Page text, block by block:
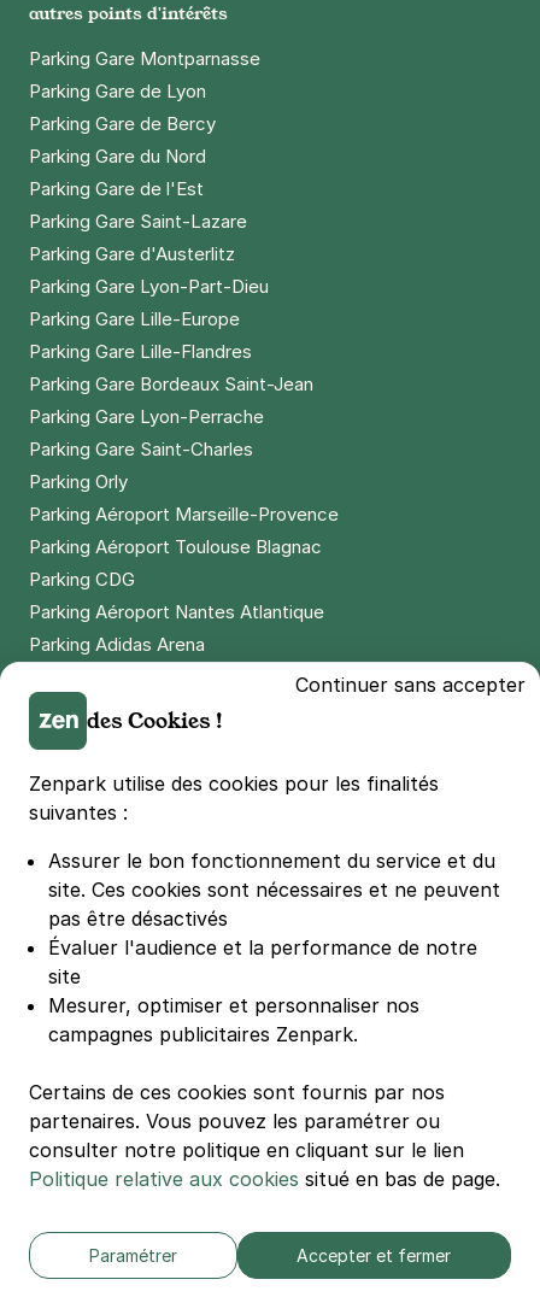
autres points d'intérêts
Parking Gare Montparnasse
Parking Gare de Lyon
Parking Gare de Bercy
Parking Gare du Nord
Parking Gare de l'Est
Parking Gare Saint-Lazare
Parking Gare d'Austerlitz
Parking Gare Lyon-Part-Dieu
Parking Gare Lille-Europe
Parking Gare Lille-Flandres
Parking Gare Bordeaux Saint-Jean
Parking Gare Lyon-Perrache
Parking Gare Saint-Charles
Parking Orly
Parking Aéroport Marseille-Provence
Parking Aéroport Toulouse Blagnac
Parking CDG
Parking Aéroport Nantes Atlantique
Parking Adidas Arena
Parking LDLC Arena
Parking Stade Pierre Mauroy
Parking Groupama Stadium
Parking Vélodrome
Parking Bercy
Parking La Défense Arena
Parking Les 4 temps
Parking Nation
Parking Porte de Versailles
Parking Lille Grand Palais
Parking Casino Barrière Lille
🌍 Passer de 130 à 110 km/h sur autoroute réduit votre
© Zenpark 2012 - 2026 - Tous droits réservés - Fabriqué avec soin à
Rennes et Paris
Continuer sans accepter
des Cookies !
Zenpark utilise des cookies pour les finalités
suivantes :
Assurer le bon fonctionnement du service et du
site. Ces cookies sont nécessaires et ne peuvent
pas être désactivés
Évaluer l'audience et la performance de notre
site
Mesurer, optimiser et personnaliser nos
campagnes publicitaires Zenpark.
Certains de ces cookies sont fournis par nos
partenaires. Vous pouvez les paramétrer ou
consulter notre politique en cliquant sur le lien
Politique relative aux cookies situé en bas de page.
Paramétrer Accepter et fermer